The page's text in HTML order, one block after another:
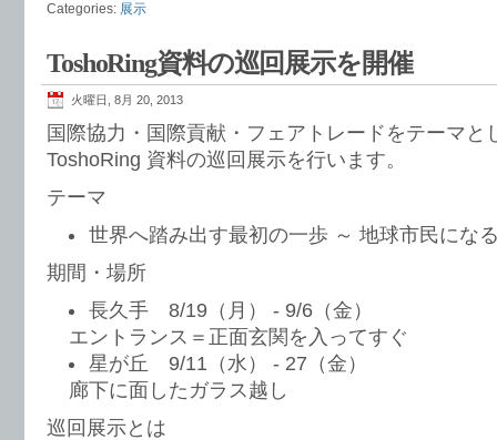
Categories: 展示
ToshoRing資料の巡回展示を開催
火曜日, 8月 20, 2013
国際協力・国際貢献・フェアトレードをテーマと
ToshoRing 資料の巡回展示を行います。
テーマ
世界へ踏み出す最初の一歩 ～ 地球市民にな
期間・場所
長久手 8/19（月） - 9/6（金）
エントランス＝正面玄関を入ってすぐ
星が丘 9/11（水） - 27（金）
廊下に面したガラス越し
巡回展示とは